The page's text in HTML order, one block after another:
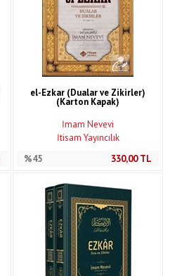
el-Ezkar (Dualar ve Zikirler)
(Karton Kapak)
İmam Nevevi
İtisam Yayıncılık
%45
330,00TL